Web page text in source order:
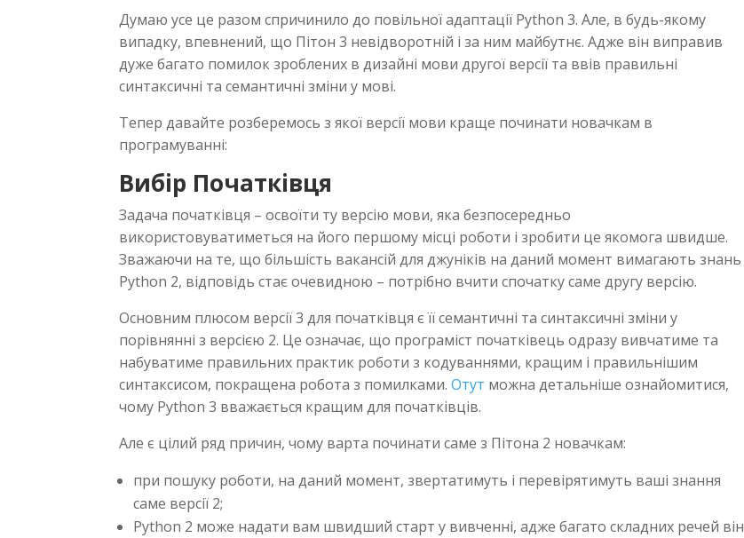
Думаю усе це разом спричинило до повільної адаптації Python 3. Але, в будь-якому
випадку, впевнений, що Пітон 3 невідворотній і за ним майбутнє. Адже він виправив
дуже багато помилок зроблених в дизайні мови другої версії та ввів правильні
синтаксичні та семантичні зміни у мові.
Тепер давайте розберемось з якої версії мови краще починати новачкам в
програмуванні:
Вибір Початківця
Задача початківця – освоїти ту версію мови, яка безпосередньо
використовуватиметься на його першому місці роботи і зробити це якомога швидше.
Зважаючи на те, що більшість вакансій для джуніків на даний момент вимагають знань
Python 2, відповідь стає очевидною – потрібно вчити спочатку саме другу версію.
Основним плюсом версії 3 для початківця є її семантичні та синтаксичні зміни у
порівнянні з версією 2. Це означає, що програміст початківець одразу вивчатиме та
набуватиме правильних практик роботи з кодуваннями, кращим і правильнішим
синтаксисом, покращена робота з помилками.Отут можна детальніше ознайомитися,
чому Python 3 вважається кращим для початківців.
Але є цілий ряд причин, чому варта починати саме з Пітона 2 новачкам:
при пошуку роботи, на даний момент, звертатимуть і перевірятимуть ваші знання
саме версії 2;
Python 2 може надати вам швидший старт у вивченні, адже багато складних речей він